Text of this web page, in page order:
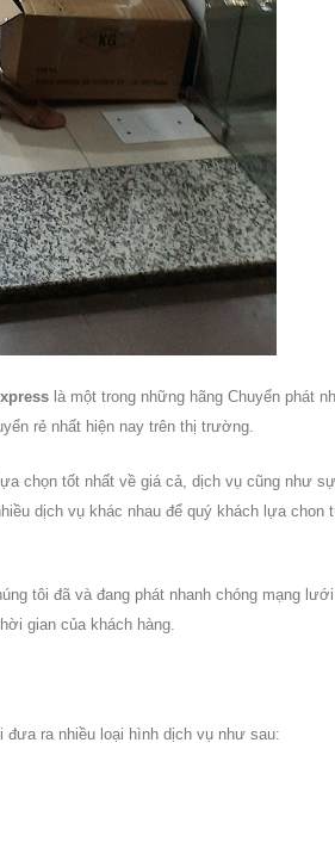
là một trong những hãng Chuyển phát
rẻ nhất hiện nay trên thị trường.
chọn tốt nhất về giá cả, dịch vụ cũng như
dịch vụ khác nhau để quý khách lựa chon
tôi đã và đang phát nhanh chóng mạng
gian của khách hàng.
ra nhiều loại hình dịch vụ như sau: